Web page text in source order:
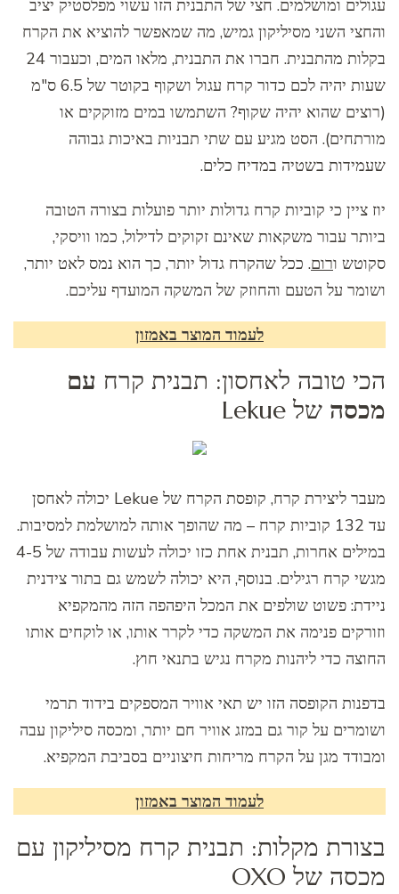
עגולים ומושלמים. חצי של התבנית הזו עשוי מפלסטיק יציב
והחצי השני מסיליקון גמיש, מה שמאפשר להוציא את הקרח
בקלות מהתבנית. חברו את התבנית, מלאו המים, וכעבור 24
שעות יהיה לכם כדור קרח עגול ושקוף בקוטר של 6.5 ס"מ
(רוצים שהוא יהיה שקוף? השתמשו במים מזוקקים או
מורתחים). הסט מגיע עם שתי תבניות באיכות גבוהה
שעמידות בשטיה במדיח כלים.
יוז ציין כי קוביות קרח גדולות יותר פועלות בצורה הטובה
ביותר עבור משקאות שאינם זקוקים לדילול, כמו וויסקי,
סקוטש ורום. ככל שהקרח גדול יותר, כך הוא נמס לאט יותר,
ושומר על הטעם והחוזק של המשקה המועדף עליכם.
לעמוד המוצר באמזון
הכי טובה לאחסון: תבנית קרח עם
מכסה של Lekue
מעבר ליצירת קרח, קופסת הקרח של Lekue יכולה לאחסן
עד 132 קוביות קרח – מה שהופך אותה למושלמת למסיבות.
במילים אחרות, תבנית אחת כזו יכולה לעשות עבודה של 4-5
מגשי קרח רגילים. בנוסף, היא יכולה לשמש גם בתור צידנית
ניידת: פשוט שולפים את המכל היפהפה הזה מהמקפיא
וזורקים פנימה את המשקה כדי לקרר אותו, או לוקחים אותו
החוצה כדי ליהנות מקרח נגיש בתנאי חוץ.
בדפנות הקופסה הזו יש תאי אוויר המספקים בידוד תרמי
ושומרים על קור גם במזג אוויר חם יותר, ומכסה סיליקון עבה
ומבודד מגן על הקרח מריחות חיצוניים בסביבת המקפיא.
לעמוד המוצר באמזון
בצורת מקלות: תבנית קרח מסיליקון עם
מכסה של OXO